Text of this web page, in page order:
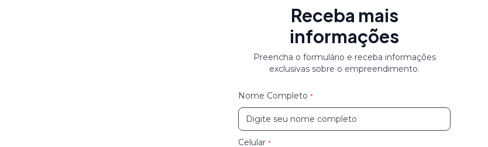
Receba mais
informações
Preencha o formulário e receba informações
exclusivas sobre o empreendimento.
Nome Completo *
Celular *